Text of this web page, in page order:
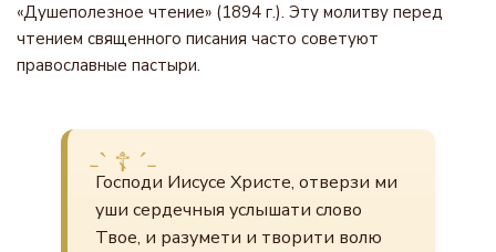
«Душеполезное чтение» (1894 г.). Эту молитву перед
чтением священного писания часто советуют
православные пастыри.
Господи Иисусе Христе, отверзи ми
уши сердечныя услышати слово
Твое, и разумети и творити волю